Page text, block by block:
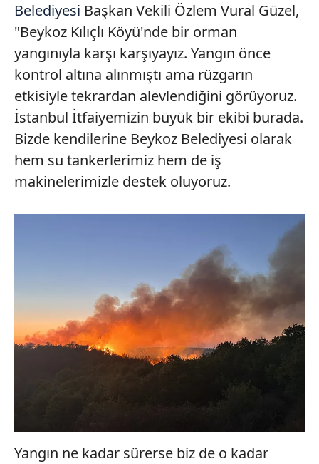
Çerezlere ilişkin tercihlerinizi aşağıda yer alan panel
vasıtasıyla belirleyebilirsiniz. Çerezlere ilişkin detaylı bilgi
için Ayarlar butonuna tıklayabilir,Çerez Bilgilendirme
Metnimizi ziyaret edebilirsiniz.
6698 sayılı Kişisel Verilerin Korunması Kanunu uyarınca
hazırlanmış Aydınlatma Metnimizi okumak ve sitemizde
ilgili mevzuata uygun olarak kullanılan çerezlerle ilgili bilgi
almak için lütfentıklayınız.
Belediyesi Başkan Vekili Özlem Vural Güzel,
"Beykoz Kılıçlı Köyü'nde bir orman
yangınıyla karşı karşıyayız. Yangın önce
kontrol altına alınmıştı ama rüzgarın
etkisiyle tekrardan alevlendiğini görüyoruz.
İstanbul İtfaiyemizin büyük bir ekibi burada.
Bizde kendilerine Beykoz Belediyesi olarak
hem su tankerlerimiz hem de iş
makinelerimizle destek oluyoruz.
Yangın ne kadar sürerse biz de o kadar